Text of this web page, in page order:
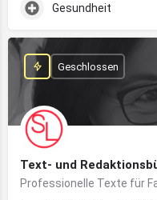
Gesundheit
Text- und
Geschlossen